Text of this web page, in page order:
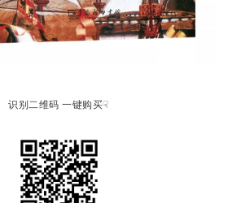
识别二维码 一键购买☟